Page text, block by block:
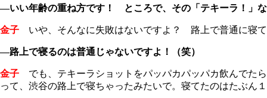
―いい年齢の重ね方です！ ところで、その「テキーラ！」
金子 いや、そんなに失敗はないですよ？ 路上で普通に寝
―路上で寝るのは普通じゃないですよ！（笑）
金子 でも、テキーラショットをパッパカパッパカ飲んでた
って、渋谷の路上で寝ちゃったみたいで。寝てたのはたぶ